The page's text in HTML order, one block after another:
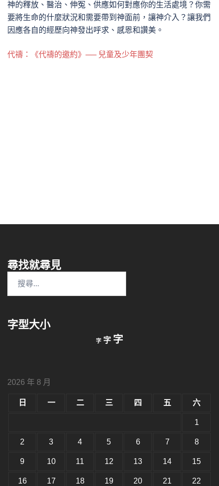
神的釋放、醫治、伸冤、供應如何對應你的生活處境？你需
要將生命的什麼狀況和需要帶到神面前，讓神介入？讓我們
因應各自的經歷向神發出呼求、感恩和讚美。
代禱：《代禱的邀約》── 兒童及少年團契
尋找就尋見
字:
字型大小
字 小
字重
小。
字放
2026 年 8 月
日 一 二 三 四 五 六
1
2 3 4 5 6 7 8
9 10 11 12 13 14 15
16 17 18 19 20 21 22